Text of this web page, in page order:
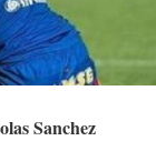
Sanchez